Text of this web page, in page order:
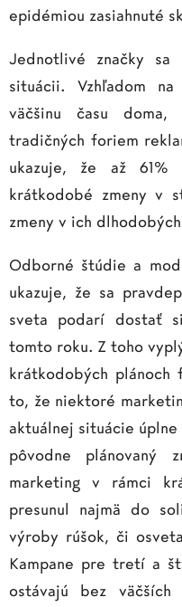
epidémiou zasiahnuté
Jednotlivé značky sa
situácii. Vzhľadom
väčšinu času
tradičných foriem
ukazuje, že až 61%
krátkodobé zmeny v
zmeny v ich
Odborné štúdie a
ukazuje, že sa
sveta podarí dostať
tomto roku. Z toho
krátkodobých plánoch
to, že niektoré
aktuálnej situácie
pôvodne plánovaný
marketing v rámci
presunul najmä do
výroby rúšok, či
Kampane pre tretí a
ostávajú bez